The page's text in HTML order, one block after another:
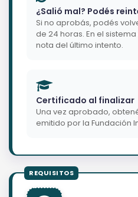
¿Salió mal? Podés
Si no aprobás, podés
de 24 horas. En el
nota del último intento.
Certificado al finalizar
Una vez aprobado,
emitido por la Fundación